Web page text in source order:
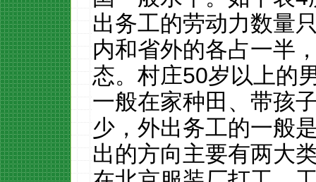
出务工的劳动力数量
内和省外的各占一半
态。村庄50岁以上的
一般在家种田、带孩
少，外出务工的一般
出的方向主要有两大